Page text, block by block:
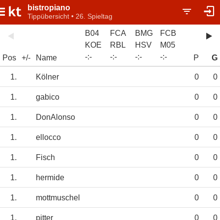
bistropiano
Tippübersicht • 26. Spieltag
Pos +/- Name
B04
KOE
-:-
FCA
RBL
-:-
BMG
HSV
-:-
FCB
M05
-:- P G
1. Kölner 0 0
1. gabico 0 0
1. DonAlonso 0 0
1. ellocco 0 0
1. Fisch 0 0
1. hermide 0 0
1. mottmuschel 0 0
1. pitter 0 0